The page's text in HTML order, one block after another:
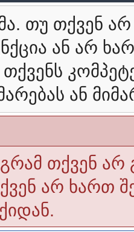
თუ თქვენ
ან არ
თქვენს
ან
თქვენ არ
არ ხართ